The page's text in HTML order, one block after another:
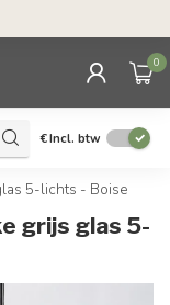
0
€Incl. btw
5-lichts - Boise
grijs glas 5-